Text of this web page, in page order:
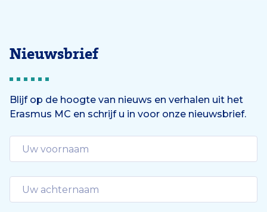
Nieuwsbrief
Blijf op de hoogte van nieuws en verhalen uit het
Erasmus MC en schrijf u in voor onze nieuwsbrief.